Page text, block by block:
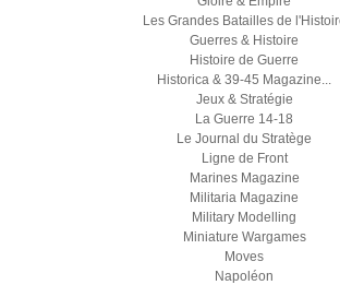
Les Grandes Batailles de
Guerres & Histoire
Histoire de Guerre
Historica & 39-45 Magazine...
Jeux & Stratégie
La Guerre 14-18
Le Journal du Stratège
Ligne de Front
Marines Magazine
Militaria Magazine
Military Modelling
Miniature Wargames
Moves
Napoléon